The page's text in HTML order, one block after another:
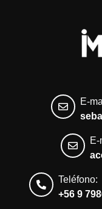
E-
E-
Teléfono:
+56 9